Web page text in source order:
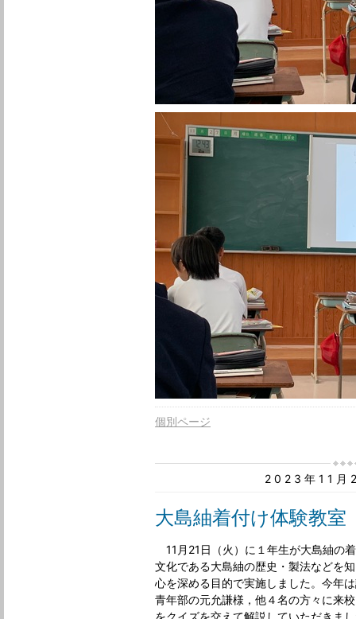
個別ページ
2023年11月
大島紬着付け体験教室
11月21日（火）に１年生が大島紬の
文化である大島紬の歴史・製法などを
心を深める目的で実施しました。今年
青年部の元允謙様，他４名の方々に来
をクイズを交えて解説していただきま